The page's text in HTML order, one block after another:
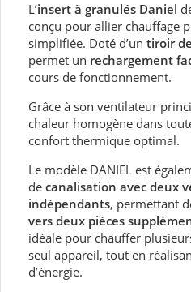
L’insert à granulés Daniel
conçu pour allier chauffage
simplifiée. Doté d’un tiroir
permet un rechargement
cours de fonctionnement.
Grâce à son ventilateur
chaleur homogène dans
confort thermique optimal.
Le modèle DANIEL est
de canalisation avec deux
indépendants, permettant
vers deux pièces
idéale pour chauffer
seul appareil, tout en
d’énergie.